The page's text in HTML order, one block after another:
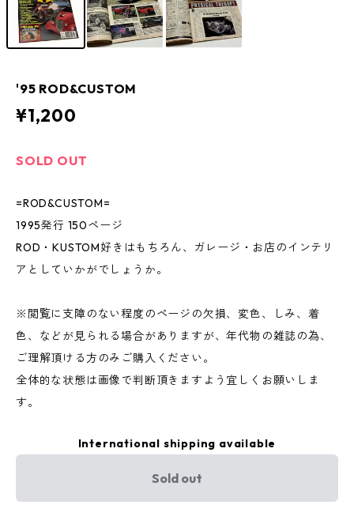
'95 ROD&CUSTOM
¥1,200
SOLD OUT
=ROD&CUSTOM=
1995発行 150ページ
ROD・KUSTOM好きはもちろん、ガレージ・お店のインテリ
アとしていかがでしょうか。
※閲覧に支障のない程度のページの欠損、変色、しみ、着
色、などが見られる場合がありますが、年代物の雑誌の為、
ご理解頂ける方のみご購入ください。
全体的な状態は画像で判断頂きますよう宜しくお願いしま
す。
International shipping available
Sold out